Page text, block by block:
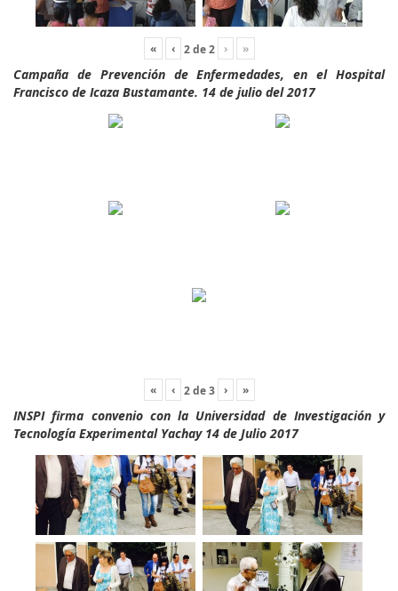
« ‹ 2de2 › »
Campaña de Prevención de Enfermedades, en el Hospital
Francisco de Icaza Bustamante. 14 de julio del 2017
« ‹ 2de3 › »
INSPI firma convenio con la Universidad de Investigación y
Tecnología Experimental Yachay 14 de Julio 2017